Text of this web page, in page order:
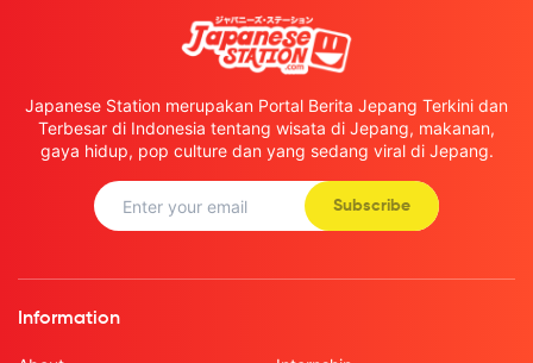
Japanese Station merupakan Portal Berita Jepang Terkini dan
Terbesar di Indonesia tentang wisata di Jepang, makanan,
gaya hidup, pop culture dan yang sedang viral di Jepang.
Subscribe
Information